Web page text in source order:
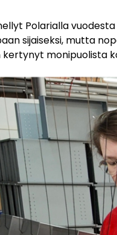
Polarialla
sijaiseksi, mutta
kertynyt monipuolista